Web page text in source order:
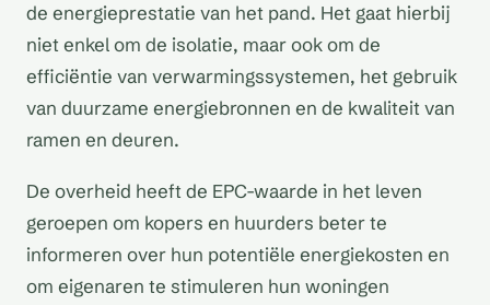
de energieprestatie van het pand. Het gaat hierbij
niet enkel om de isolatie, maar ook om de
efficiëntie van verwarmingssystemen, het gebruik
van duurzame energiebronnen en de kwaliteit van
ramen en deuren.
De overheid heeft de EPC-waarde in het leven
geroepen om kopers en huurders beter te
informeren over hun potentiële energiekosten en
om eigenaren te stimuleren hun woningen